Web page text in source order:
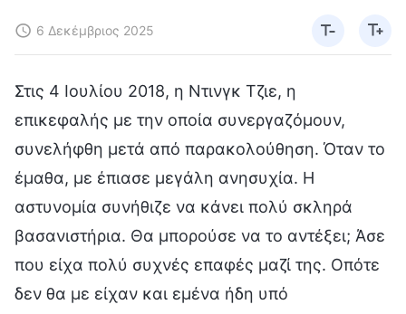
6 Δεκέμβριος 2025
Στις 4 Ιουλίου 2018, η Ντινγκ Τζιε, η
επικεφαλής με την οποία συνεργαζόμουν,
συνελήφθη μετά από παρακολούθηση. Όταν το
έμαθα, με έπιασε μεγάλη ανησυχία. Η
αστυνομία συνήθιζε να κάνει πολύ σκληρά
βασανιστήρια. Θα μπορούσε να το αντέξει; Άσε
που είχα πολύ συχνές επαφές μαζί της. Οπότε
δεν θα με είχαν και εμένα ήδη υπό